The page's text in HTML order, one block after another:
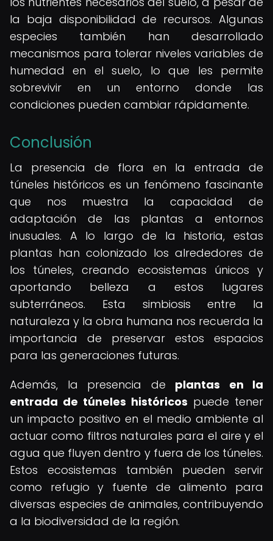
la baja disponibilidad de recursos. Algunas
especies también han desarrollado
mecanismos para tolerar niveles variables de
humedad en el suelo, lo que les permite
sobrevivir en un entorno donde las
condiciones pueden cambiar rápidamente.
Conclusión
La presencia de flora en la entrada de
túneles históricos es un fenómeno fascinante
que nos muestra la capacidad de
adaptación de las plantas a entornos
inusuales. A lo largo de la historia, estas
plantas han colonizado los alrededores de
los túneles, creando ecosistemas únicos y
aportando belleza a estos lugares
subterráneos. Esta simbiosis entre la
naturaleza y la obra humana nos recuerda la
importancia de preservar estos espacios
para las generaciones futuras.
Además, la presencia de plantas en la
entrada de túneles históricos puede tener
un impacto positivo en el medio ambiente al
actuar como filtros naturales para el aire y el
agua que fluyen dentro y fuera de los túneles.
Estos ecosistemas también pueden servir
como refugio y fuente de alimento para
diversas especies de animales, contribuyendo
a la biodiversidad de la región.